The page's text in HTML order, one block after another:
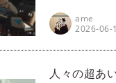
きる映画・ド
すめをピック
「マンダロリ
ame
2026-06-
人々の超あ